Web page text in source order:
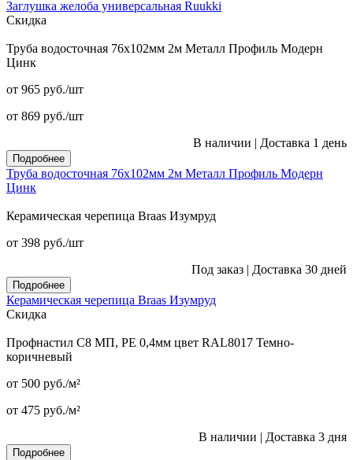
Заглушка желоба универсальная Ruukki
Скидка
Труба водосточная 76x102мм 2м Металл Профиль Модерн
Цинк
от 965 руб./шт
от 869 руб./шт
В наличии | Доставка 1 день
Подробнее
Труба водосточная 76x102мм 2м Металл Профиль Модерн
Цинк
Керамическая черепица Braas Изумруд
от 398 руб./шт
Под заказ | Доставка 30 дней
Подробнее
Керамическая черепица Braas Изумруд
Скидка
Профнастил С8 МП, PE 0,4мм цвет RAL8017 Темно-
коричневый
от 500 руб./м²
от 475 руб./м²
В наличии | Доставка 3 дня
Подробнее